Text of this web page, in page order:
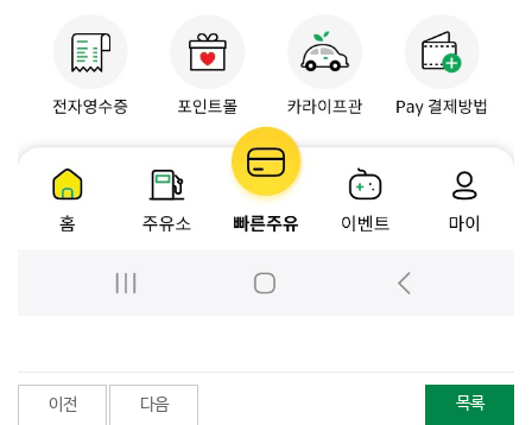
이전 다음 목록